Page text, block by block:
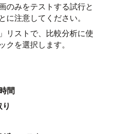
のみをテストする試行と
に注意してください。
リストで、比較分析に使
クを選択します。
間